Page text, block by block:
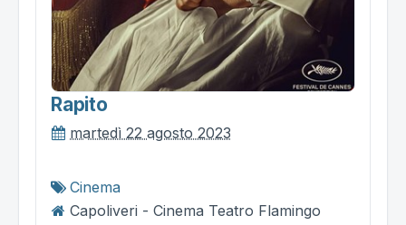
Rapito
martedì 22 agosto 2023
Cinema
Capoliveri - Cinema Teatro Flamingo